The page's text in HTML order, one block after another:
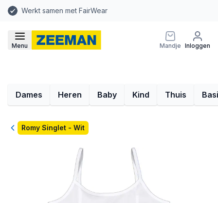
Werkt samen met FairWear
Menu Mandje Inloggen
Dames Heren Baby Kind Thuis
TerugRomy Singlet - Wit